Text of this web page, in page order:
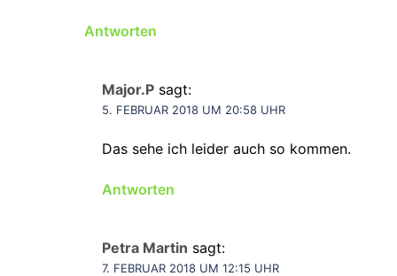
Antworten
Major.P sagt:
5. FEBRUAR 2018 UM 20:58 UHR
Das sehe ich leider auch so kommen.
Antworten
Petra Martin sagt:
7. FEBRUAR 2018 UM 12:15 UHR